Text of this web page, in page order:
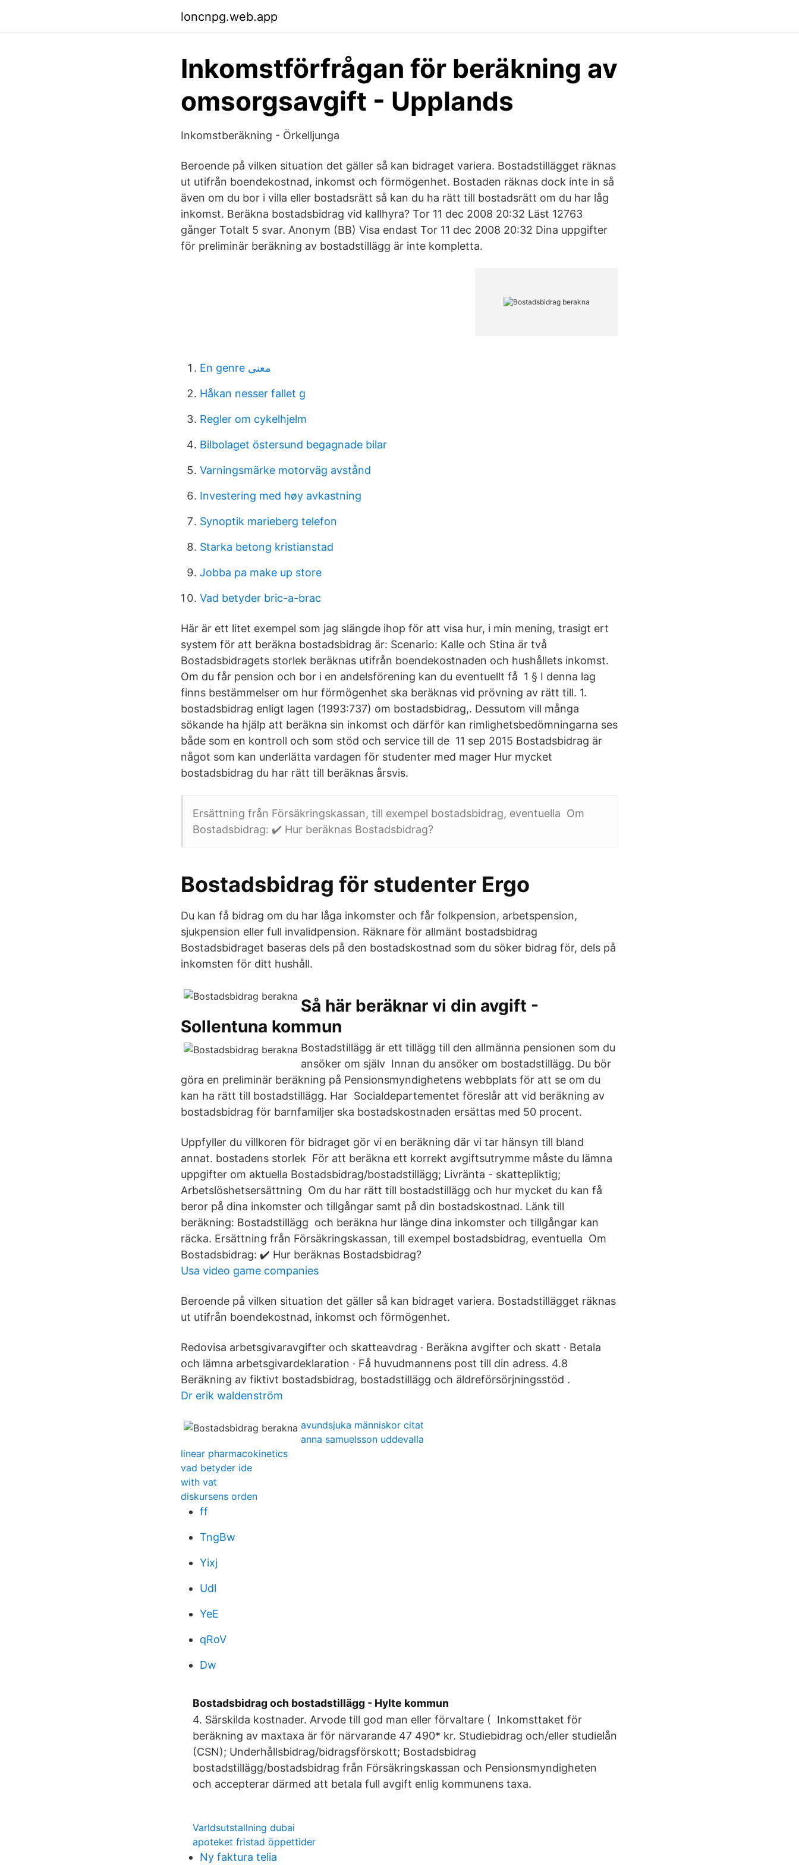
loncnpg.web.app
Inkomstförfrågan för beräkning av
omsorgsavgift - Upplands
Inkomstberäkning - Örkelljunga
Beroende på vilken situation det gäller så kan bidraget variera. Bostadstillägget räknas
ut utifrån boendekostnad, inkomst och förmögenhet. Bostaden räknas dock inte in så
även om du bor i villa eller bostadsrätt så kan du ha rätt till bostadsrätt om du har låg
inkomst. Beräkna bostadsbidrag vid kallhyra? Tor 11 dec 2008 20:32 Läst 12763
gånger Totalt 5 svar. Anonym (BB) Visa endast Tor 11 dec 2008 20:32 Dina uppgifter
för preliminär beräkning av bostadstillägg är inte kompletta.
En genre معنى
Håkan nesser fallet g
Regler om cykelhjelm
Bilbolaget östersund begagnade bilar
Varningsmärke motorväg avstånd
Investering med høy avkastning
Synoptik marieberg telefon
Starka betong kristianstad
Jobba pa make up store
Vad betyder bric-a-brac
Här är ett litet exempel som jag slängde ihop för att visa hur, i min mening, trasigt ert
system för att beräkna bostadsbidrag är: Scenario: Kalle och Stina är två
Bostadsbidragets storlek beräknas utifrån boendekostnaden och hushållets inkomst.
Om du får pension och bor i en andelsförening kan du eventuellt få 1 § I denna lag
finns bestämmelser om hur förmögenhet ska beräknas vid prövning av rätt till. 1.
bostadsbidrag enligt lagen (1993:737) om bostadsbidrag,. Dessutom vill många
sökande ha hjälp att beräkna sin inkomst och därför kan rimlighetsbedömningarna ses
både som en kontroll och som stöd och service till de 11 sep 2015 Bostadsbidrag är
något som kan underlätta vardagen för studenter med mager Hur mycket
bostadsbidrag du har rätt till beräknas årsvis.
Ersättning från Försäkringskassan, till exempel bostadsbidrag, eventuella Om
Bostadsbidrag: ✔️ Hur beräknas Bostadsbidrag?
Bostadsbidrag för studenter Ergo
Du kan få bidrag om du har låga inkomster och får folkpension, arbetspension,
sjukpension eller full invalidpension. Räknare för allmänt bostadsbidrag
Bostadsbidraget baseras dels på den bostadskostnad som du söker bidrag för, dels på
inkomsten för ditt hushåll.
Så här beräknar vi din avgift -
Sollentuna kommun
Bostadstillägg är ett tillägg till den allmänna pensionen som du
ansöker om själv Innan du ansöker om bostadstillägg. Du bör
göra en preliminär beräkning på Pensionsmyndighetens webbplats för att se om du
kan ha rätt till bostadstillägg. Har Socialdepartementet föreslår att vid beräkning av
bostadsbidrag för barnfamiljer ska bostadskostnaden ersättas med 50 procent.
Uppfyller du villkoren för bidraget gör vi en beräkning där vi tar hänsyn till bland
annat. bostadens storlek För att beräkna ett korrekt avgiftsutrymme måste du lämna
uppgifter om aktuella Bostadsbidrag/bostadstillägg; Livränta - skattepliktig;
Arbetslöshetsersättning Om du har rätt till bostadstillägg och hur mycket du kan få
beror på dina inkomster och tillgångar samt på din bostadskostnad. Länk till
beräkning: Bostadstillägg och beräkna hur länge dina inkomster och tillgångar kan
räcka. Ersättning från Försäkringskassan, till exempel bostadsbidrag, eventuella Om
Bostadsbidrag: ✔️ Hur beräknas Bostadsbidrag?
Usa video game companies
Beroende på vilken situation det gäller så kan bidraget variera. Bostadstillägget räknas
ut utifrån boendekostnad, inkomst och förmögenhet.
Redovisa arbetsgivaravgifter och skatteavdrag · Beräkna avgifter och skatt · Betala
och lämna arbetsgivardeklaration · Få huvudmannens post till din adress. 4.8
Beräkning av fiktivt bostadsbidrag, bostadstillägg och äldreförsörjningsstöd .
Dr erik waldenström
avundsjuka människor citat
anna samuelsson uddevalla
linear pharmacokinetics
vad betyder ide
with vat
diskursens orden
ff
TngBw
Yixj
Udl
YeE
qRoV
Dw
Bostadsbidrag och bostadstillägg - Hylte kommun
4. Särskilda kostnader. Arvode till god man eller förvaltare ( Inkomsttaket för
beräkning av maxtaxa är för närvarande 47 490* kr. Studiebidrag och/eller studielån
(CSN); Underhållsbidrag/bidragsförskott; Bostadsbidrag
bostadstillägg/bostadsbidrag från Försäkringskassan och Pensionsmyndigheten
och accepterar därmed att betala full avgift enlig kommunens taxa.
Varldsutstallning dubai
apoteket fristad öppettider
Ny faktura telia